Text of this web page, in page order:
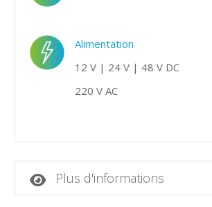
Alimentation
12 V | 24 V | 48 V DC
220 V AC
Plus d'informations